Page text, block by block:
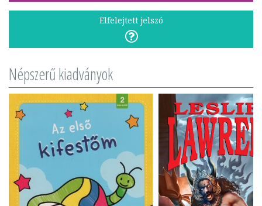
Elfelejtett jelszó
Népszerű kiadványok